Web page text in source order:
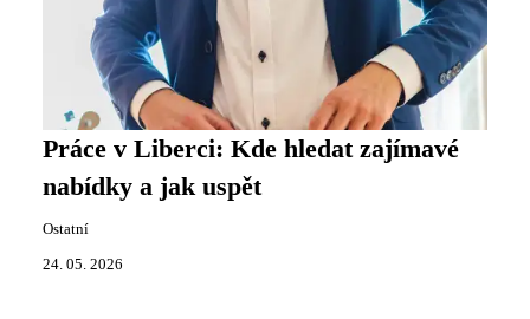
Práce v Liberci: Kde hledat zajímavé
nabídky a jak uspět
Ostatní
24. 05. 2026